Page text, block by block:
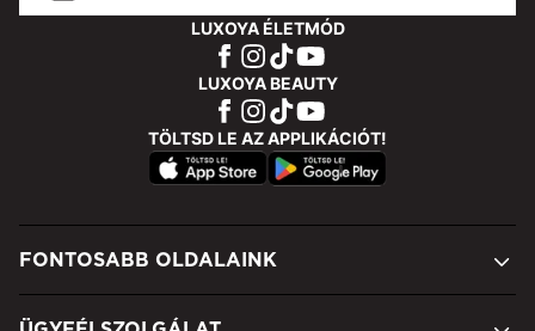
LUXOYA ÉLETMÓD
LUXOYA BEAUTY
TÖLTSD LE AZ APPLIKÁCIÓT!
FONTOSABB OLDALAINK